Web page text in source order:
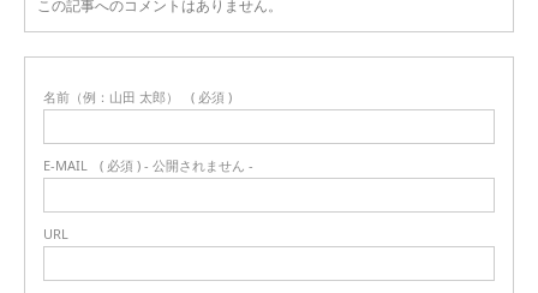
この記事へのコメントはありません。
名前（例：山田 太郎） ( 必須 )
E-MAIL ( 必須 ) - 公開されません -
URL